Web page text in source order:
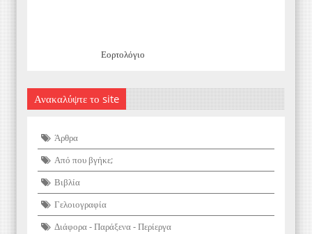
Εορτολόγιο
Ανακαλύψτε το site
Άρθρα
Από που βγήκε;
Βιβλία
Γελοιογραφία
Διάφορα - Παράξενα - Περίεργα